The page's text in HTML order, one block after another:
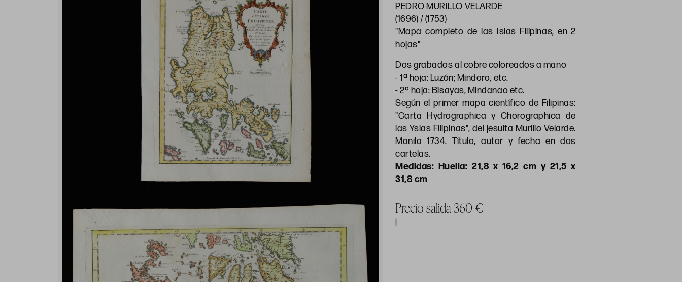
PEDRO MURILLO VELARDE
(1696) / (1753)
"Mapa completo de las Islas Filipinas, en 2
hojas"
Dos grabados al cobre coloreados a mano
- 1ª hoja: Luzón; Mindoro, etc.
- 2ª hoja: Bisayas, Mindanao etc.
Según el primer mapa científico de Filipinas:
"Carta Hydrographica y Chorographica de
las Yslas Filipinas", del jesuita Murillo Velarde.
Manila 1734. Título, autor y fecha en dos
cartelas.
Huella: 21,8 x 16,2 cm y 21,5 x
31,8 cm
Precio salida 360 €